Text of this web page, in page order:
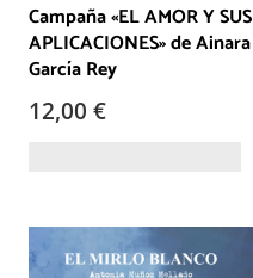
Campaña «EL AMOR Y SUS
APLICACIONES» de Ainara
García Rey
12,00 €